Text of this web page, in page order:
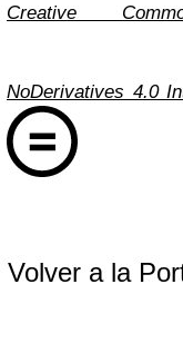
Creative
NoDerivatives 4.0
Volver a la